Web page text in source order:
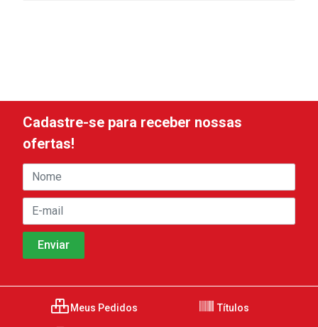
Cadastre-se para receber nossas
ofertas!
Meus Pedidos Títulos